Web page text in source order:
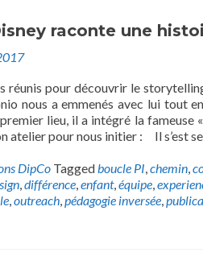
raconte une
réunis pour découvrir le
nous a emmenés avec lui tout
lieu, il a intégré la fameuse
atelier pour nous initier : Il s’est
DipCo Taggedboucle PI,chemin,
,différence,enfant,équipe,
,outreach,pédagogie inversée,